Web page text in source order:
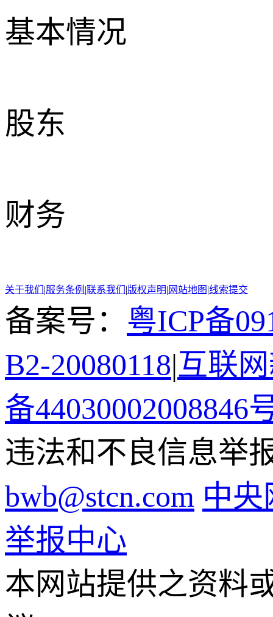
基本情况
股东
财务
关于我们 |服务条例 |联系我们 |版权声明| 网站地图 |线索提交
备案号： 粤ICP备
B2-20080118|互联
备44030002008846
违法和不良信息举
bwb@stcn.com 中
举报中心
本网站提供之资料